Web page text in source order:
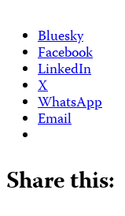
Bluesky
Facebook
LinkedIn
X
WhatsApp
Email
Share this: